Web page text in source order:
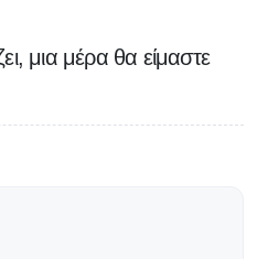
μια μέρα θα είμαστε